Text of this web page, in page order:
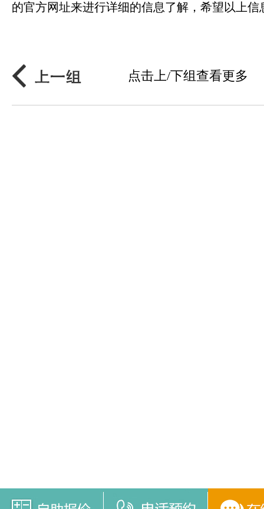
的官方网址来进行详细的信息了解，希望以上
点击上/下组查看更多